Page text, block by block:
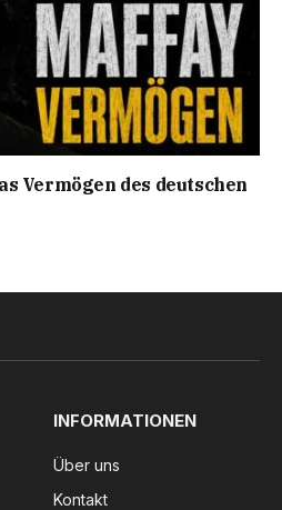
Vermögen des deutschen
INFORMATIONEN
Über uns
Kontakt